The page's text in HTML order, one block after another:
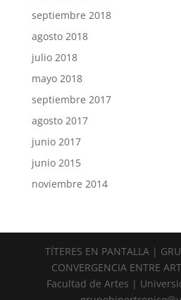
septiembre 2018
agosto 2018
julio 2018
mayo 2018
septiembre 2017
agosto 2017
junio 2017
junio 2015
noviembre 2014
TÍTERES EN PANTALLA |
CONVERGENCIA ENTRE
Facultad de Artes |